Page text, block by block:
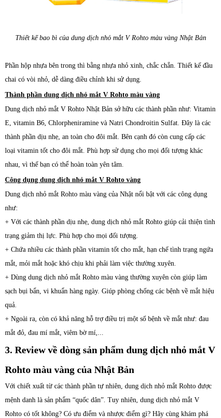
Thiết kế bao bì của dung dịch nhỏ mắt V Rohto màu vàng Nhật Bản
Phần hộp nhựa bên trong thì bằng nhựa nhỏ xinh, chắc chắn. Thiết kế đầu
chai có vòi nhỏ, dễ dàng điều chỉnh khi sử dụng.
Thành phần dung dịch nhỏ mắt V Rohto màu vàng
Dung dịch nhỏ mắt V Rohto Nhật Bản sở hữu các thành phần như: Vitamin
E, vitamin B6, Chlorpheniramine và Natri Chondroitin Sulfat. Đây là các
thành phần dịu nhẹ, an toàn cho đôi mắt. Bên cạnh đó còn cung cấp các
loại vitamin tốt cho đôi mắt. Phù hợp sử dụng cho mọi đối tượng khác
nhau, vì thế bạn có thể hoàn toàn yên tâm.
Công dụng dung dịch nhỏ mắt V Rohto vàng
Dung dịch nhỏ mắt Rohto màu vàng của Nhật nổi bật với các công dụng
như:
+ Với các thành phần dịu nhẹ, dung dịch nhỏ mắt Rohto giúp cải thiện tình
trạng giảm thị lực. Phù hợp cho mọi đối tượng.
+ Chứa nhiều các thành phần vitamin tốt cho mắt, hạn chế tình trạng ngứa
mắt, mỏi mắt hoặc khó chịu khi phải làm việc thường xuyên.
+ Dùng dung dịch nhỏ mắt Rohto màu vàng thường xuyên còn giúp làm
sạch bụi bẩn, vi khuẩn hàng ngày. Giúp phòng chống các bệnh về mắt hiệu
quả.
+ Ngoài ra, còn có khả năng hỗ trợ điều trị một số bệnh về mắt như: đau
mắt đỏ, đau mí mắt, viêm bờ mí,...
3. Review về dòng sản phẩm dung dịch nhỏ mắt V
Rohto màu vàng của Nhật Bản
Với chiết xuất từ các thành phần tự nhiên, dung dịch nhỏ mắt Rohto được
mệnh danh là sản phẩm “quốc dân”. Tuy nhiên, dung dịch nhỏ mắt V
Rohto có tốt không? Có ưu điểm và nhược điểm gì? Hãy cùng khám phá